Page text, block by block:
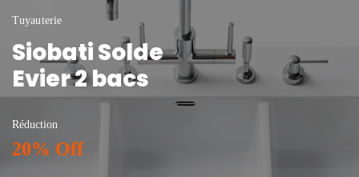
Tuyauterie
Siobati Solde
Evier 2 bacs
Réduction
20% Off